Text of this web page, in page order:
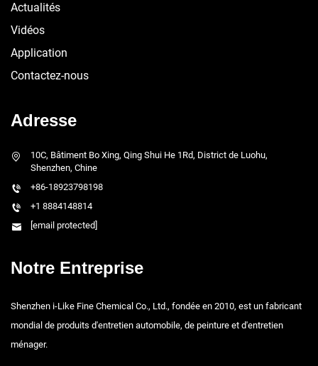
Actualités
Vidéos
Application
Contactez-nous
Adresse
10C, Bâtiment Bo Xing, Qing Shui He 1Rd, District de Luohu,
Shenzhen, Chine
+86-18923798198
+1 8884148814
[email protected]
Notre Entreprise
Shenzhen i-Like Fine Chemical Co., Ltd., fondée en 2010, est un fabricant
mondial de produits d'entretien automobile, de peinture et d'entretien
ménager.